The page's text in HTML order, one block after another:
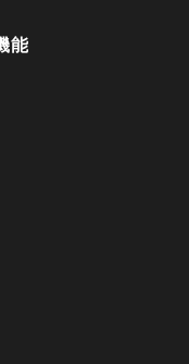
能